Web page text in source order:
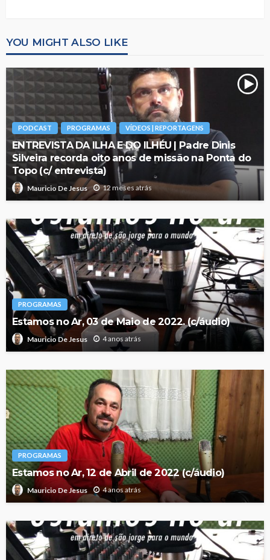
YOU MIGHT ALSO LIKE
PODCAST PROGRAMAS VÍDEOS | REPORTAGENS
ENTREVISTA DA ILHA E DO ILHÉU | Padre Dinis
Silveira recorda oito anos de missão na Ponta do
Topo (c/ entrevista)
Mauricio De Jesus 12 meses atrás
PROGRAMAS
Estamos no Ar, 03 de Maio de 2022. (c/áudio)
Mauricio De Jesus 4 anos atrás
PROGRAMAS
Estamos no Ar, 12 de Abril de 2022 (c/áudio)
Mauricio De Jesus 4 anos atrás